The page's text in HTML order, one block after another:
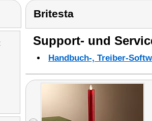
Britesta
Support- und
Handbuch-, Treiber-